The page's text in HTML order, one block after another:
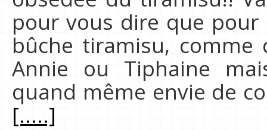
pour vous dire que
bûche tiramisu, comme
Annie ou Tiphaine
quand même envie de
[.....]